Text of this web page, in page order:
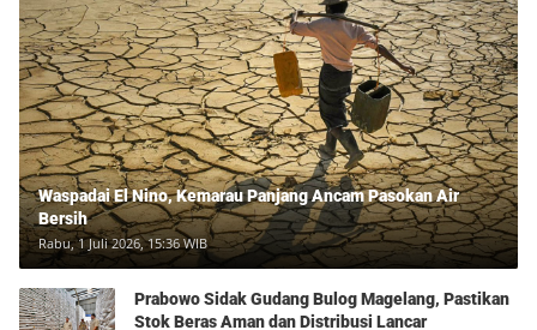
Waspadai El Nino, Kemarau Panjang Ancam Pasokan Air
Bersih
Rabu, 1 Juli 2026, 15:36 WIB
Prabowo Sidak Gudang Bulog Magelang, Pastikan
Stok Beras Aman dan Distribusi Lancar